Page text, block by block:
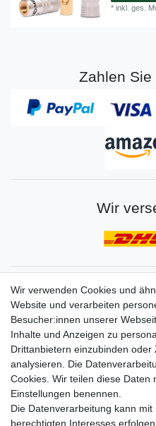
*inkl. ges.
Zahlen
Wir
Gerne halten wir
VORNAME
Newsletter
Honig
Hiermit bestätige ich, dass ich die
Einwilligung kann ich jederzeit
Wir verwenden Cookies und
Website und verarbeiten
Besucher:innen unserer
Inhalte und Anzeigen zu
Drittanbietern einzubinden
analysieren. Die
Cookies. Wir teilen diese Daten
Einstellungen benennen.
Die Datenverarbeitung kann
berechtigten Interesses